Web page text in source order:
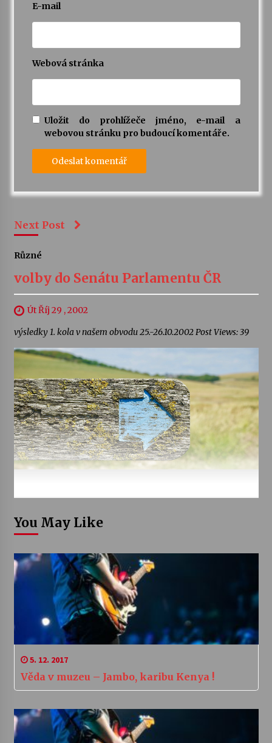
E-mail
Webová stránka
Uložit do prohlížeče jméno, e-mail a
webovou stránku pro budoucí komentáře.
Next Post
Různé
volby do Senátu Parlamentu ČR
Út Říj 29 , 2002
výsledky 1. kola v našem obvodu 25.-26.10.2002 Post Views: 39
You May Like
5. 12. 2017
Věda v muzeu – Jambo, karibu Kenya !